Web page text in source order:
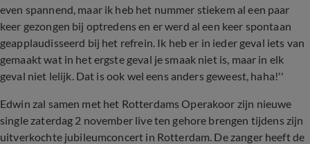
even spannend, maar ik heb het nummer stiekem al een paar
keer gezongen bij optredens en er werd al een keer spontaan
geapplaudisseerd bij het refrein. Ik heb er in ieder geval iets van
gemaakt wat in het ergste geval je smaak niet is, maar in elk
geval niet lelijk. Dat is ook wel eens anders geweest, haha!''
Edwin zal samen met het Rotterdams Operakoor zijn nieuwe
single zaterdag 2 november live ten gehore brengen tijdens zijn
uitverkochte jubileumconcert in Rotterdam. De zanger heeft de